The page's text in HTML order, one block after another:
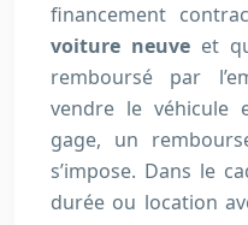
financement
voiture neuve et
remboursé par
vendre le véhicule
gage, un
s’impose. Dans le
durée ou location